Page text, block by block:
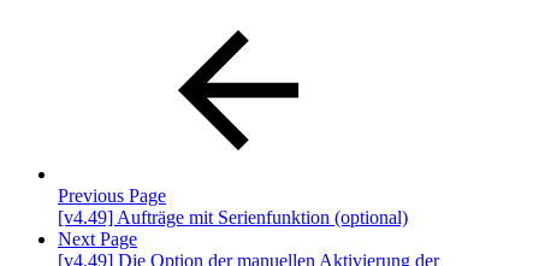
Previous Page
[v4.49] Aufträge mit Serienfunktion (optional)
Next Page
[v4.49] Die Option der manuellen Aktivierung der